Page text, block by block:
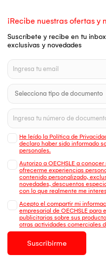
¡Recibe nuestras ofertas y
Suscríbete y recibe en tu
exclusivas y novedades
He leído la Política de
declaro haber sido informado
personales.
Autorizo a OECHSLE a
ofrecerme experiencias
contenido personalizado,
novedades, descuentos
con lo que realmente me
Acepto el compartir mi
empresarial de OECHSLE
publicitarias sobre sus
otras actividades comerciales
Suscribirme